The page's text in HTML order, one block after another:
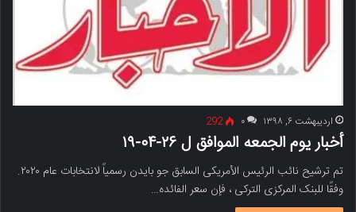
اردیبهشت ۶, ۱۳۹۸ ۰ 292
أخبار یوم الجمعه الموافق ل ۲۶-۰۴-۱۹
تم ترشیح نائب الرئیس الأمریکی السابق جو بایدن رسمیاً لانتخابات عام ۲۰۲۰.
وفقًا للبنک المرکزی الترکی ، فإن سعر الفائده…